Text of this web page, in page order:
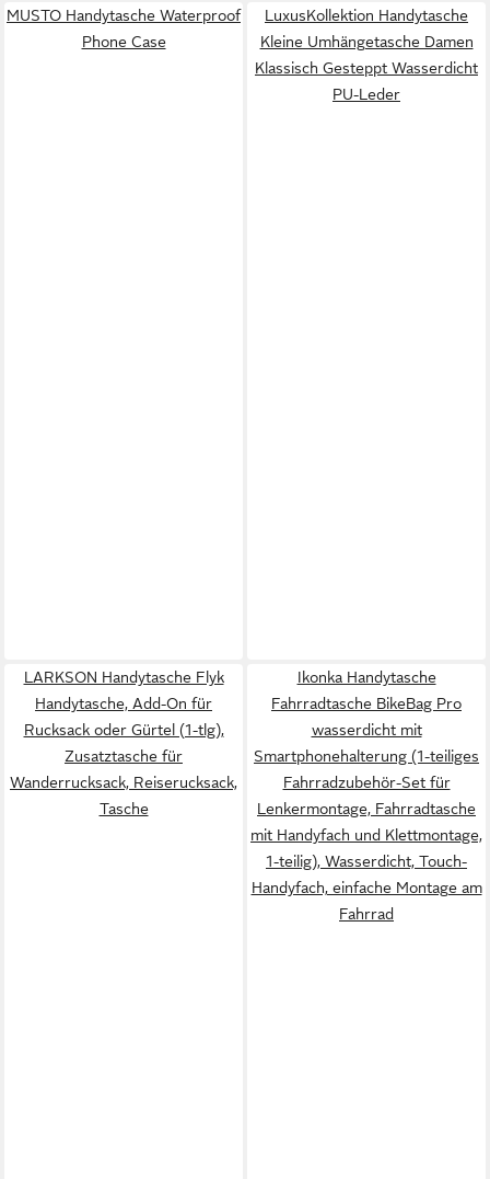
MUSTO Handytasche Waterproof
Phone Case
LuxusKollektion Handytasche
Kleine Umhängetasche Damen
Klassisch Gesteppt Wasserdicht
PU-Leder
LARKSON Handytasche Flyk
Handytasche, Add-On für
Rucksack oder Gürtel (1-tlg),
Zusatztasche für
Wanderrucksack, Reiserucksack,
Tasche
Ikonka Handytasche
Fahrradtasche BikeBag Pro
wasserdicht mit
Smartphonehalterung (1-teiliges
Fahrradzubehör-Set für
Lenkermontage, Fahrradtasche
mit Handyfach und Klettmontage,
1-teilig), Wasserdicht, Touch-
Handyfach, einfache Montage am
Fahrrad